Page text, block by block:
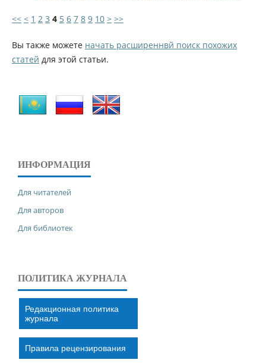
<< < 1 2 3 4 5 6 7 8 9 10 > >>
Вы также можете начать расширеннвй поиск похожих
статей для этой статьи.
ИНФОРМАЦИЯ
Для читателей
Для авторов
Для библиотек
ПОЛИТИКА ЖУРНАЛА
Редакционная политика
журнала
Правила рецензирования